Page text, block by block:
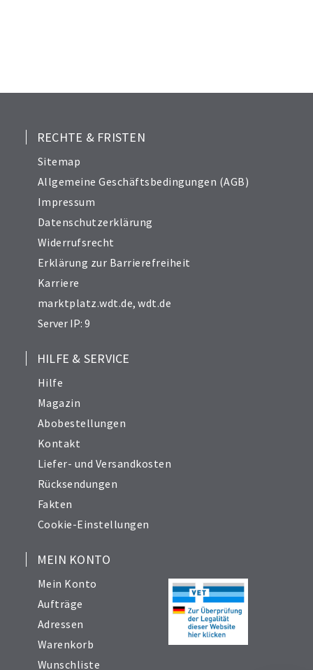
RECHTE & FRISTEN
Sitemap
Allgemeine Geschäftsbedingungen (AGB)
Impressum
Datenschutzerklärung
Widerrufsrecht
Erklärung zur Barrierefreiheit
Karriere
marktplatz.wdt.de,wdt.de
Server IP: 9
HILFE & SERVICE
Hilfe
Magazin
Abobestellungen
Kontakt
Liefer- und Versandkosten
Rücksendungen
Fakten
Cookie-Einstellungen
MEIN KONTO
Mein Konto
Aufträge
Adressen
Warenkorb
Wunschliste